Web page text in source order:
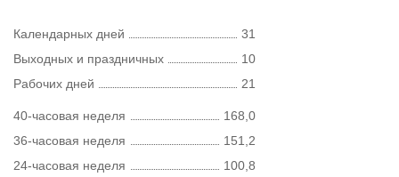
Календарных дней
31
Выходных и праздничных
10
Рабочих дней
21
40-часовая неделя
168,0
36-часовая неделя
151,2
24-часовая неделя
100,8